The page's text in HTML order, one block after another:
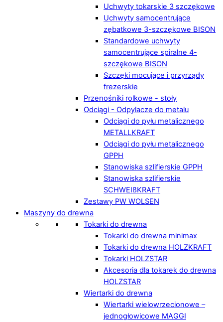
Uchwyty tokarskie 3 szczękowe
Uchwyty samocentrujące
zębatkowe 3-szczękowe BISON
Standardowe uchwyty
samocentrujące spiralne 4-
szczękowe BISON
Szczęki mocujące i przyrządy
frezerskie
Przenośniki rolkowe - stoły
Odciągi - Odpylacze do metalu
Odciągi do pyłu metalicznego
METALLKRAFT
Odciągi do pyłu metalicznego
GPPH
Stanowiska szlifierskie GPPH
Stanowiska szlifierskie
SCHWEIßKRAFT
Zestawy PW WOLSEN
Maszyny do drewna
Tokarki do drewna
Tokarki do drewna minimax
Tokarki do drewna HOLZKRAFT
Tokarki HOLZSTAR
Akcesoria dla tokarek do drewna
HOLZSTAR
Wiertarki do drewna
Wiertarki wielowrzecionowe –
jednogłowicowe MAGGI